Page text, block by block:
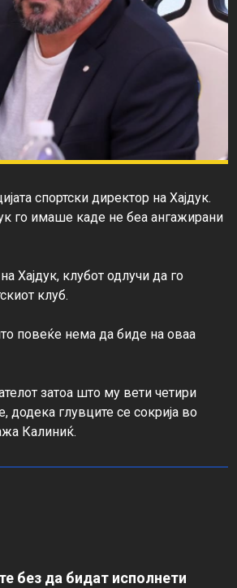
спортски директор на Хајдук.
го имаше каде не беа ангажирани
Хајдук, клубот одлучи да го
клуб.
повеќе нема да биде на оваа
затоа што му вети четири
додека глувците се сокрија во
Калиниќ.
без да бидат исполнети